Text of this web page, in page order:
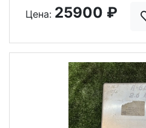
Цена: 25900 ₽